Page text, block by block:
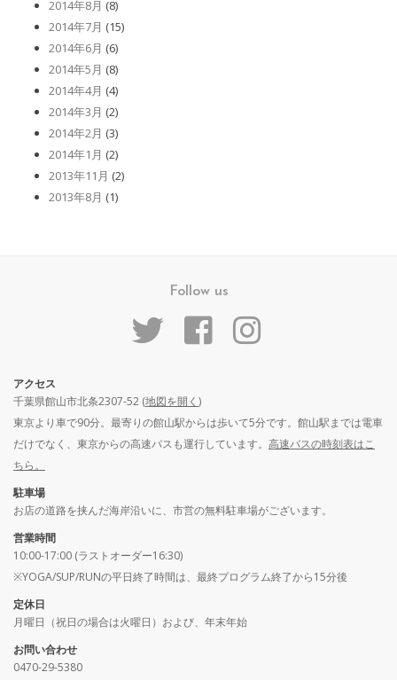
2014年8月 (8)
2014年7月 (15)
2014年6月 (6)
2014年5月 (8)
2014年4月 (4)
2014年3月 (2)
2014年2月 (3)
2014年1月 (2)
2013年11月 (2)
2013年8月 (1)
Follow us
アクセス
千葉県館山市北条2307-52 (地図を開く )
東京より車で90分。最寄りの館山駅からは歩いて5分です。館山駅までは電車
だけでなく、東京からの高速バスも運行しています。 高速バスの時刻表はこ
ちら。
駐車場
お店の道路を挟んだ海岸沿いに、市営の無料駐車場がございます。
営業時間
10:00-17:00 (ラストオーダー16:30)
※YOGA/SUP/RUNの平日終了時間は、最終プログラム終了から15分後
定休日
月曜日（祝日の場合は火曜日）および、年末年始
お問い合わせ
0470-29-5380